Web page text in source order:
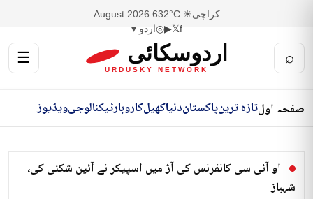
کراچی☀ 32°C
6 August 2026
f
𝕏
▶
◎اردو ▾
⌕ اردوسکائی
URDUSKY NETWORK
☰
صفحہ اولتازہ ترینپاکستاندنیاکھیلکاروبارٹیکنالوجیویڈیوز
او آئی سی کانفرنس کی آڑ میں اسپیکر نے آئین شکنی کی،
شہباز